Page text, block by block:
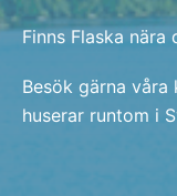
Finns Flaska nära
Besök gärna våra
huserar runtom i